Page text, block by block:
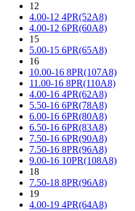
12
4.00-12 4PR(52A8)
4.00-12 6PR(60A8)
15
5.00-15 6PR(65A8)
16
10.00-16 8PR(107A8)
11.00-16 8PR(110A8)
4.00-16 4PR(62A8)
5.50-16 6PR(78A8)
6.00-16 6PR(80A8)
6.50-16 6PR(83A8)
7.50-16 6PR(90A8)
7.50-16 8PR(96A8)
9.00-16 10PR(108A8)
18
7.50-18 8PR(96A8)
19
4.00-19 4PR(64A8)